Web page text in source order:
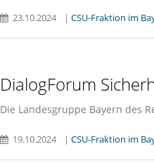
23.10.2024 | CSU-Fraktion im
DialogForum
Die Landesgruppe Bayern des
19.10.2024 | CSU-Fraktion im